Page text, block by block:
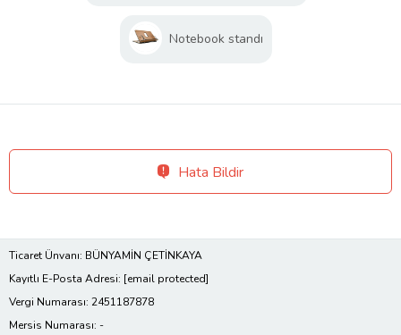
Notebook standı
Hata Bildir
Ticaret Ünvanı: BÜNYAMİN ÇETİNKAYA
Kayıtlı E-Posta Adresi: [email protected]
Vergi Numarası: 2451187878
Mersis Numarası: -